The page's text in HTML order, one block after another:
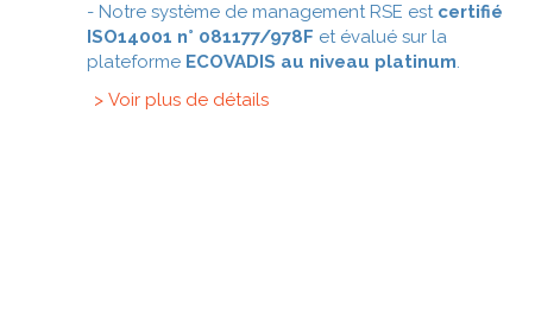
- Notre système de management RSE est certifié
ISO14001 n° 081177/978F et évalué sur la
plateforme ECOVADIS au niveau platinum.
> Voir plus de détails